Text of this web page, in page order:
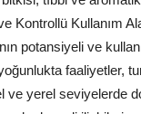
Kontrollü Kullanım
potansiyeli ve
faaliyetler,
ve yerel seviyelerde